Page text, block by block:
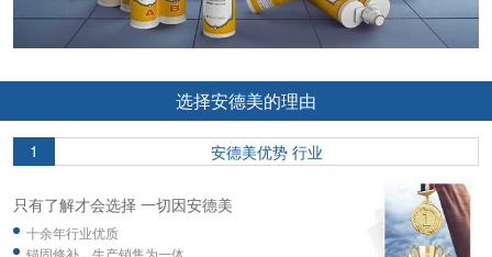
选择安德美的理由
1 安德美优势 行业
只有了解才会选择 一切因安德美
十余年行业优质
锚固修补、生产销售为一体